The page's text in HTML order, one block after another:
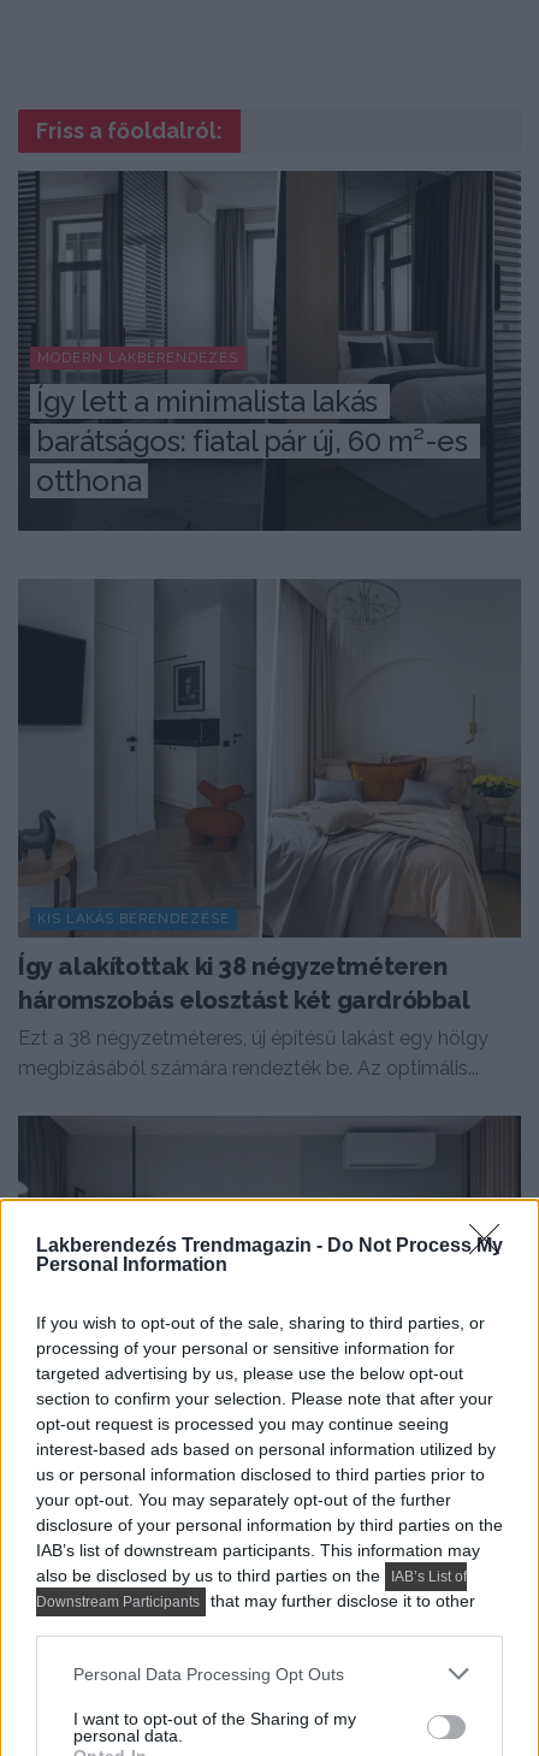
Lakberendezés Trendmagazin - Do Not Process My
Personal Information
If you wish to opt-out of the sale, sharing to third parties, or
processing of your personal or sensitive information for
targeted advertising by us, please use the below opt-out
section to confirm your selection. Please note that after your
opt-out request is processed you may continue seeing
interest-based ads based on personal information utilized by
us or personal information disclosed to third parties prior to
your opt-out. You may separately opt-out of the further
disclosure of your personal information by third parties on the
IAB’s list of downstream participants. This information may
also be disclosed by us to third parties on the
IAB’s List of
Downstream Participants
that may further disclose it to other
Please note that this website/app uses one or more Google
not limited to your visit or usage behaviour. You may click to
grant or deny consent to Google and its third-party tags to
Personal Data Processing Opt Outs
I want to opt-out of the Sharing of my
personal data.
Friss a főoldalról:
MODERN LAKBERENDEZÉS
Így lett a minimalista lakás
barátságos: fiatal pár új, 60 m²-es
otthona
KIS LAKÁS BERENDEZÉSE
Így alakítottak ki 38 négyzetméteren
háromszobás elosztást két gardróbbal
Ezt a 38 négyzetméteres, új építésű lakást egy hölgy
megbízásából számára rendezték be. Az optimális...
HÁZTARTÁSI GÉPEK, BERENDEZÉSEK
Milyen légkondik érhetők el a mai piacon?
Korunkban a lakóterek, irodák és közintézmények
hőmérsékletének szabályozása már az alapvető
komfort és a hatékony...